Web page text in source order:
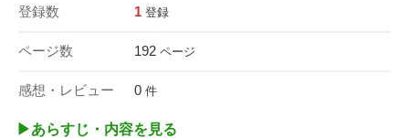
登録数 1 登録
ページ数 192 ページ
感想・レビュー 0 件
▶︎あらすじ・内容を見る